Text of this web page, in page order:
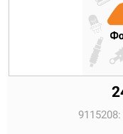
9115208: